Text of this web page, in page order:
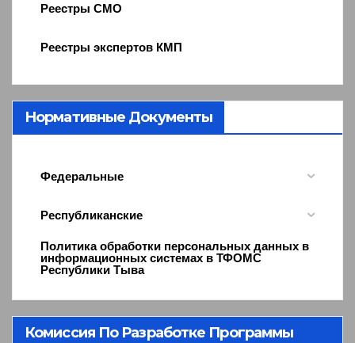
Реестры СМО
Реестры экспертов КМП
Нормативные Документы
Федеральные
Республиканские
Политика обработки персональных данных в
информационных системах в ТФОМС
Республики Тыва
Комиссия По Разработке Программы